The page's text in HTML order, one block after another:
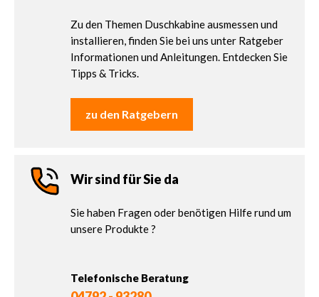
Zu den Themen Duschkabine ausmessen und
installieren, finden Sie bei uns unter Ratgeber
Informationen und Anleitungen. Entdecken Sie
Tipps & Tricks.
zu den Ratgebern
Wir sind für Sie da
Sie haben Fragen oder benötigen Hilfe rund um
unsere Produkte ?
Telefonische Beratung